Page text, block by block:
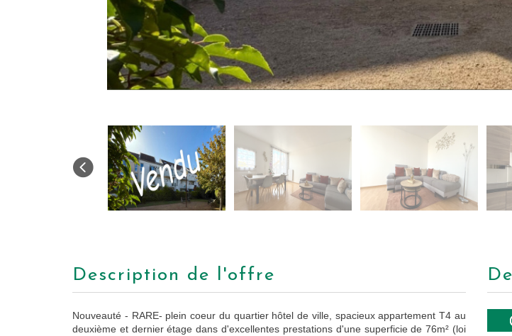
description de l'offre
Nouveauté - RARE- plein coeur du quartier hôtel de ville, spacieux appartement T4 au
deuxième et dernier étage dans d'excellentes prestations d'une superficie de 76m² (loi